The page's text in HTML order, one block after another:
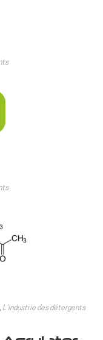
, L'industrie des détergents